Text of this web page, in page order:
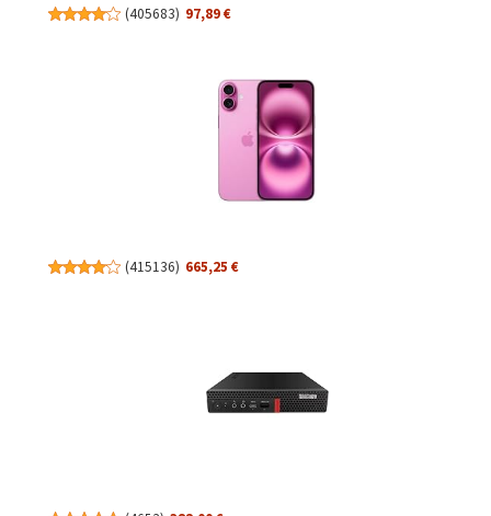
(405683) 97,89 €
(415136) 665,25 €